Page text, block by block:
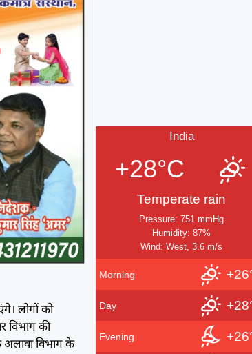
लोगों को
विभाग की
विभाग के
India
+28°C
Temperate rain
Pressure: 751 mmHg
Humidity: 87%
Wind: West, 3.6 m/s
Morning
Day
Evening